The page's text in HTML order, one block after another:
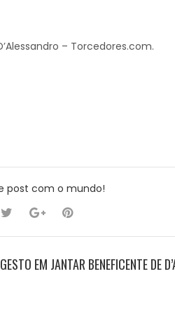
– Torcedores.com.
post com o mundo!
EM JANTAR BENEFICENTE DE